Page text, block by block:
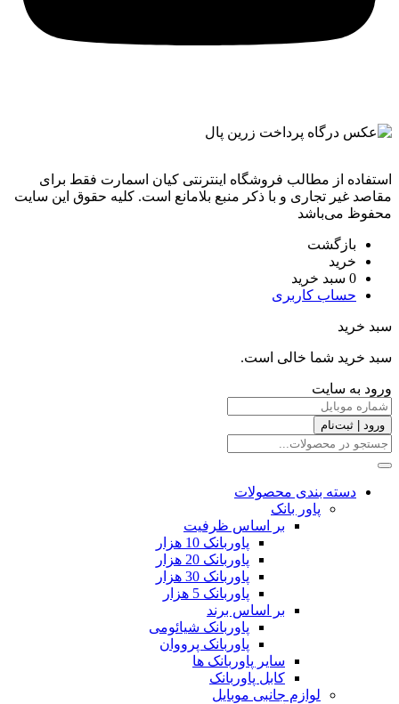
استفاده از مطالب فروشگاه اینترنتی کیان اسمارت فقط برای
مقاصد غیر تجاری و با ذکر منبع بلامانع است. کليه حقوق اين سايت
محفوظ می‌باشد
بازگشت
خرید
0 سبد خرید
حساب کاربری
سبد خرید
سبد خرید شما خالی است.
ورود به سایت
ورود | ثبت‌نام
دسته بندی محصولات
پاور بانک
بر اساس ظرفیت
پاوربانک 10 هزار
پاوربانک 20 هزار
پاوربانک 30 هزار
پاوربانک 5 هزار
بر اساس برند
پاوربانک شیائومی
پاوربانک پرووان
سایر پاوربانک ها
کابل پاوربانک
لوازم جانبی موبایل